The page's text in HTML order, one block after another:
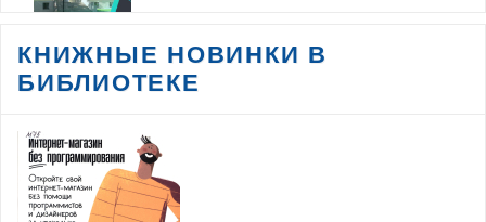
Трансляция торжественного открытия
КНИЖНЫЕ НОВИНКИ В
БИБЛИОТЕКЕ